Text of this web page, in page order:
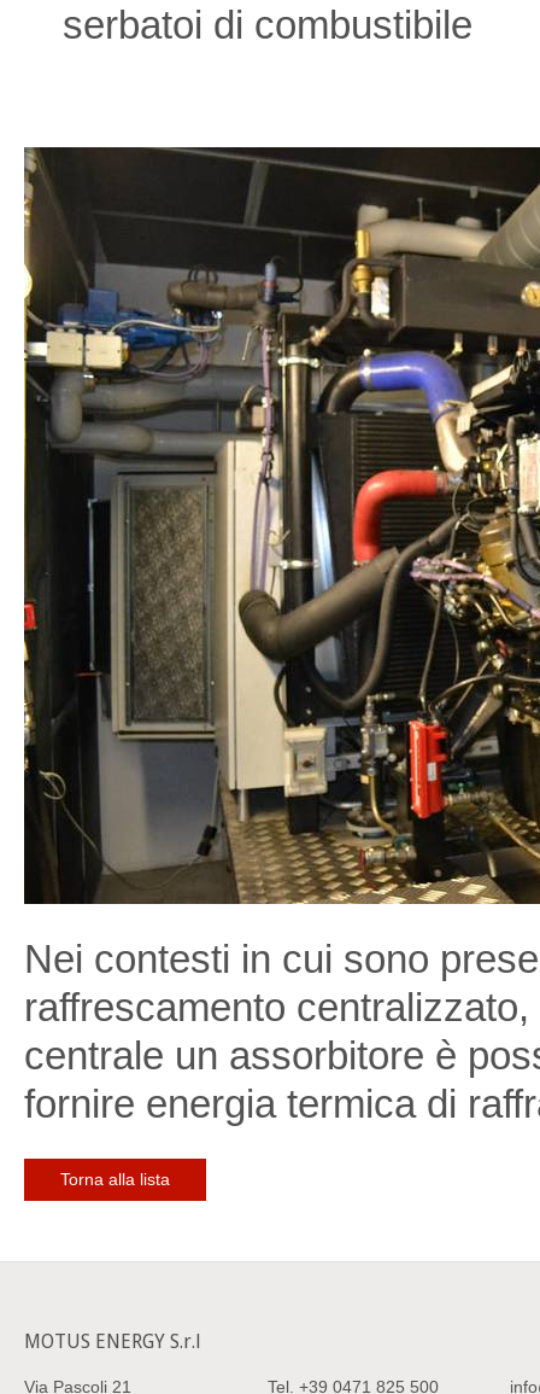
serbatoi di combustibile
Nei contesti in cui sono
raffrescamento
centrale un assorbitore è
fornire energia termica di
Torna alla lista
MOTUS ENERGY S.r.l
Via Pascoli 21 Tel. +39 0471 825 500